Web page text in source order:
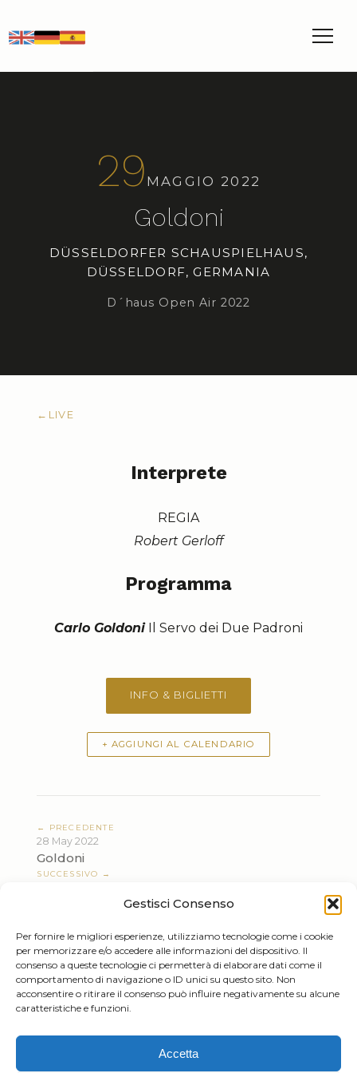
Gestisci Consenso
Per fornire le migliori esperienze, utilizziamo tecnologie come i cookie
per memorizzare e/o accedere alle informazioni del dispositivo. Il
consenso a queste tecnologie ci permetterà di elaborare dati come il
comportamento di navigazione o ID unici su questo sito. Non
acconsentire o ritirare il consenso può influire negativamente su alcune
caratteristiche e funzioni.
Accetta
EN DE ES
29 MAGGIO 2022
Goldoni
DÜSSELDORFER SCHAUSPIELHAUS,
DÜSSELDORF, GERMANIA
D´haus Open Air 2022
← LIVE
Interprete
REGIA
Robert Gerloff
Programma
Carlo GoldoniIl Servo dei Due Padroni
INFO & BIGLIETTI
+ AGGIUNGI AL CALENDARIO
← PRECEDENTE
28 May 2022
Goldoni
SUCCESSIVO →